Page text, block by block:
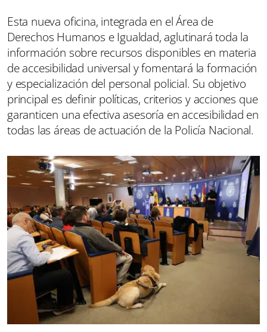
Esta nueva oficina, integrada en el Área de
Derechos Humanos e Igualdad, aglutinará toda la
información sobre recursos disponibles en materia
de accesibilidad universal y fomentará la formación
y especialización del personal policial. Su objetivo
principal es definir políticas, criterios y acciones que
garanticen una efectiva asesoría en accesibilidad en
todas las áreas de actuación de la Policía Nacional.